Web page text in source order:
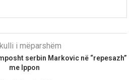
i mëparshëm
serbin Markovic në “repesazh”
me Ippon